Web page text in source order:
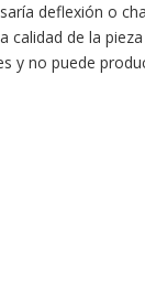
deflexión o
de la
no puede